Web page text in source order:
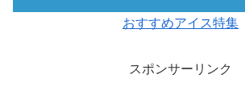
おすすめアイス特集
スポンサーリンク